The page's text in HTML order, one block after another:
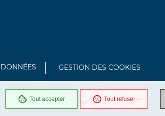
Tout accepter Tout refuser
GESTION DES COOKIES